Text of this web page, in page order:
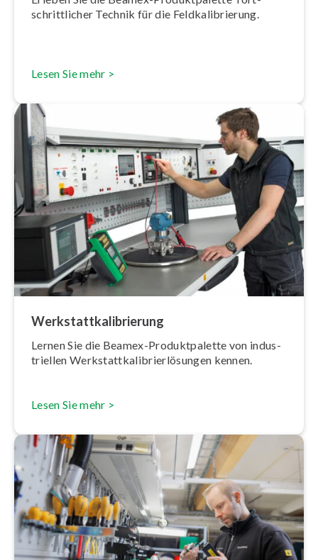
schritt­li­cher Technik für die Feld­ka­li­brie­rung.
Lesen Sie mehr >
Werk­statt­ka­li­brie­rung
Lernen Sie die Beamex-Pro­dukt­pa­let­te von in­dus­
tri­el­len Werk­statt­ka­li­brier­lö­sun­gen kennen.
Lesen Sie mehr >